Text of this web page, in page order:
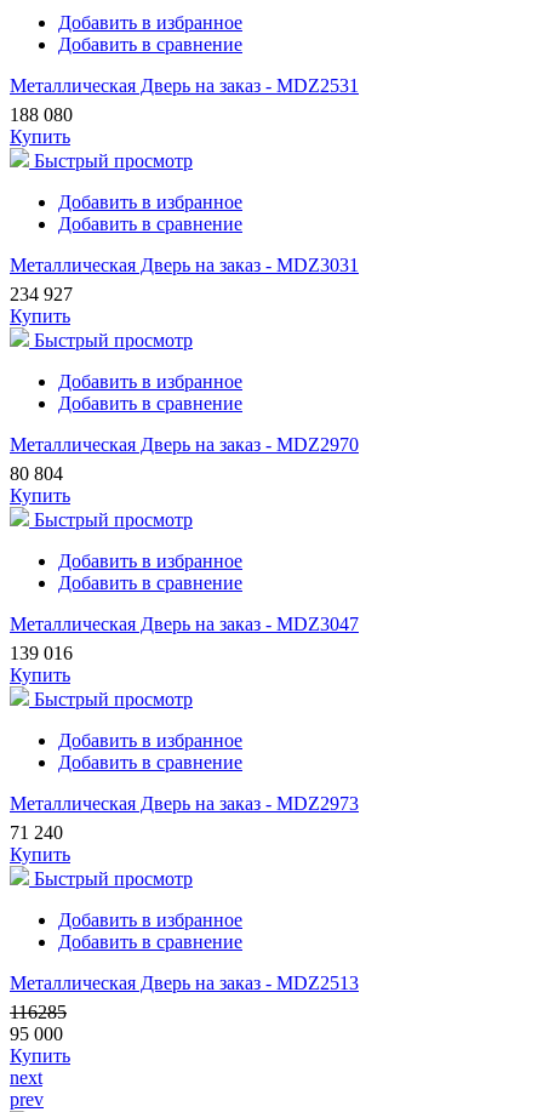
Добавить в избранное
Добавить в сравнение
Металлическая Дверь на заказ - MDZ2531
188 080
Купить
Быстрый просмотр
Добавить в избранное
Добавить в сравнение
Металлическая Дверь на заказ - MDZ3031
234 927
Купить
Быстрый просмотр
Добавить в избранное
Добавить в сравнение
Металлическая Дверь на заказ - MDZ2970
80 804
Купить
Быстрый просмотр
Добавить в избранное
Добавить в сравнение
Металлическая Дверь на заказ - MDZ3047
139 016
Купить
Быстрый просмотр
Добавить в избранное
Добавить в сравнение
Металлическая Дверь на заказ - MDZ2973
71 240
Купить
Быстрый просмотр
Добавить в избранное
Добавить в сравнение
Металлическая Дверь на заказ - MDZ2513
116285
95 000
Купить
next
prev